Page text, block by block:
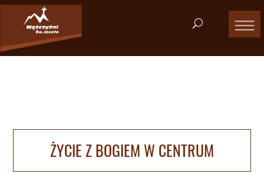
ŻYCIE Z BOGIEM W CENTRUM